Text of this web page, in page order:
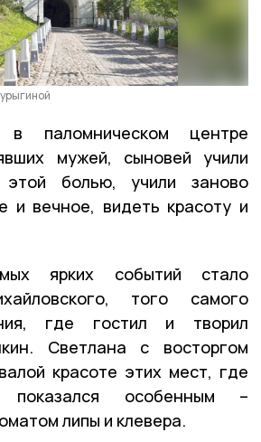
паломническом центре
мужей, сыновей учили
этой болью, учили заново
и вечное, видеть красоту и
ярких событий стало
того самого
где гостил и творил
Светлана с восторгом
красоте этих мест, где
особенным –
липы и клевера.